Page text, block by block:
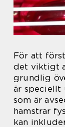
För att
det viktigt
grundlig
är speciellt
som är
hamstrar
kan